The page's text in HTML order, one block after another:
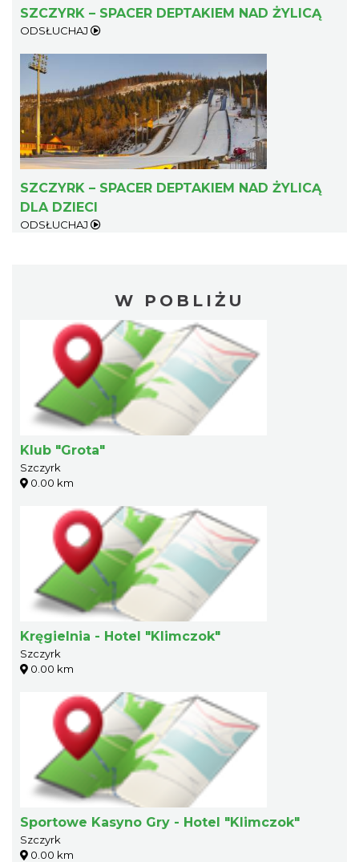
SZCZYRK – SPACER DEPTAKIEM NAD ŻYLICĄ
ODSŁUCHAJ
SZCZYRK – SPACER DEPTAKIEM NAD ŻYLICĄ
DLA DZIECI
ODSŁUCHAJ
W POBLIŻU
Klub "Grota"
Szczyrk
0.00 km
Kręgielnia - Hotel "Klimczok"
Szczyrk
0.00 km
Sportowe Kasyno Gry - Hotel "Klimczok"
Szczyrk
0.00 km